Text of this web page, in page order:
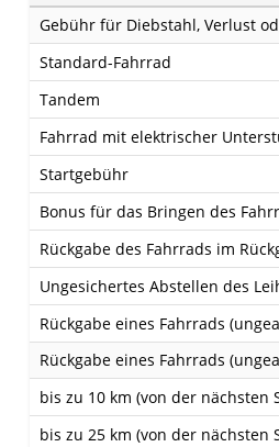
Gebühr für Diebstahl, Verlust
Standard-Fahrrad
Tandem
Fahrrad mit elektrischer
Startgebühr
Bonus für das Bringen des
Rückgabe des Fahrrads im
Ungesichertes Abstellen des
Rückgabe eines Fahrrads
Rückgabe eines Fahrrads
bis zu 10 km (von der nächsten
bis zu 25 km (von der nächsten